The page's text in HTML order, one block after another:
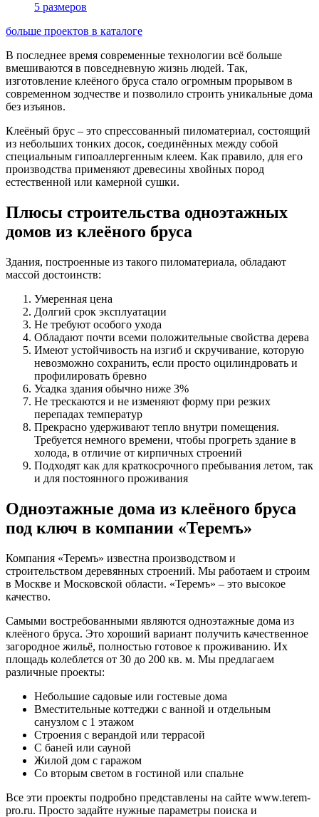
5 размеров
больше проектов в каталоге
В последнее время современные технологии всё больше
вмешиваются в повседневную жизнь людей. Так,
изготовление клеёного бруса стало огромным прорывом в
современном зодчестве и позволило строить уникальные дома
без изъянов.
Клеёный брус ‒ это спрессованный пиломатериал, состоящий
из небольших тонких досок, соединённых между собой
специальным гипоаллергенным клеем. Как правило, для его
производства применяют древесины хвойных пород
естественной или камерной сушки.
Плюсы строительства одноэтажных
домов из клеёного бруса
Здания, построенные из такого пиломатериала, обладают
массой достоинств:
Умеренная цена
Долгий срок эксплуатации
Не требуют особого ухода
Обладают почти всеми положительные свойства дерева
Имеют устойчивость на изгиб и скручивание, которую
невозможно сохранить, если просто оцилиндровать и
профилировать бревно
Усадка здания обычно ниже 3%
Не трескаются и не изменяют форму при резких
перепадах температур
Прекрасно удерживают тепло внутри помещения.
Требуется немного времени, чтобы прогреть здание в
холода, в отличие от кирпичных строений
Подходят как для краткосрочного пребывания летом, так
и для постоянного проживания
Одноэтажные дома из клеёного бруса
под ключ в компании «Теремъ»
Компания «Теремъ» известна производством и
строительством деревянных строений. Мы работаем и строим
в Москве и Московской области. «Теремъ» ‒ это высокое
качество.
Самыми востребованными являются одноэтажные дома из
клеёного бруса. Это хороший вариант получить качественное
загородное жильё, полностью готовое к проживанию. Их
площадь колеблется от 30 до 200 кв. м. Мы предлагаем
различные проекты:
Небольшие садовые или гостевые дома
Вместительные коттеджи с ванной и отдельным
санузлом с 1 этажом
Строения с верандой или террасой
С баней или сауной
Жилой дом с гаражом
Со вторым светом в гостиной или спальне
Все эти проекты подробно представлены на сайте www.terem-
pro.ru. Просто задайте нужные параметры поиска и